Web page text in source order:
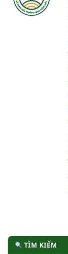
TÌM KIẾM